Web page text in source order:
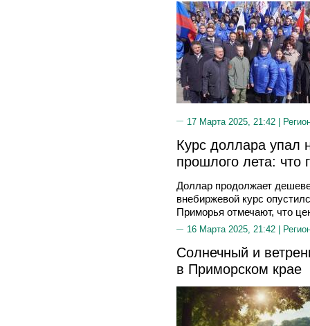
17 Марта 2025, 21:42 |
Курс доллара упал
прошлого лета: что
Доллар продолжает
внебиржевой курс
Приморья отмечают, что
16 Марта 2025, 21:42 |
Солнечный и
в Приморском крае